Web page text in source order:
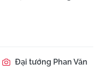
Đại tướng Phan Văn